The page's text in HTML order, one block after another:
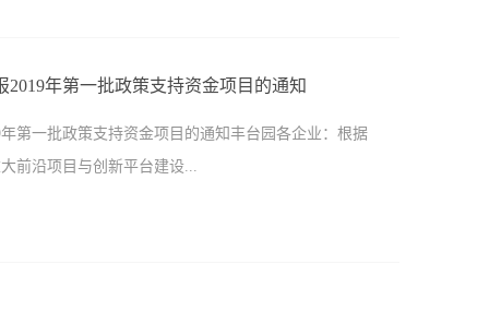
政务咨询”留言。二、申报时间线上申报起止时间 ：
申报企业于2019年7月2...
的岗位。深化“放管服”改革，制定《优化营商环境条
实研发费用按75%比例税前加计扣除的政策，并研究
中小企业融通发展。完善股权、薪酬等激励机制，促
加快发展工业互联网，拓展“互联网+”在医疗、养老、
年第一批政策支持资金项目的通知
第一批政策支持资金项目的通知丰台园各企业：根据
前沿项目与创新平台建设...